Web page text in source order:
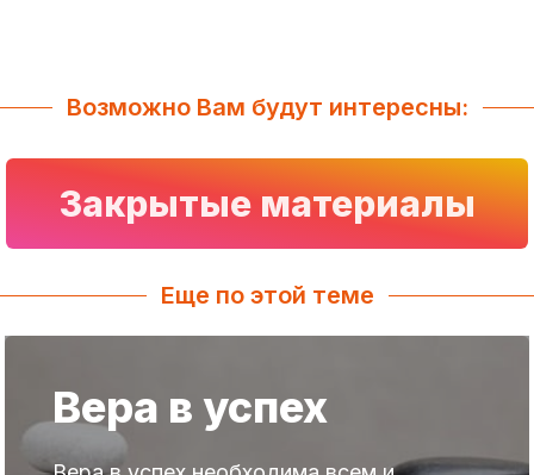
Возможно Вам будут интересны:
Закрытые материалы
Еще по этой теме
Вера в успех